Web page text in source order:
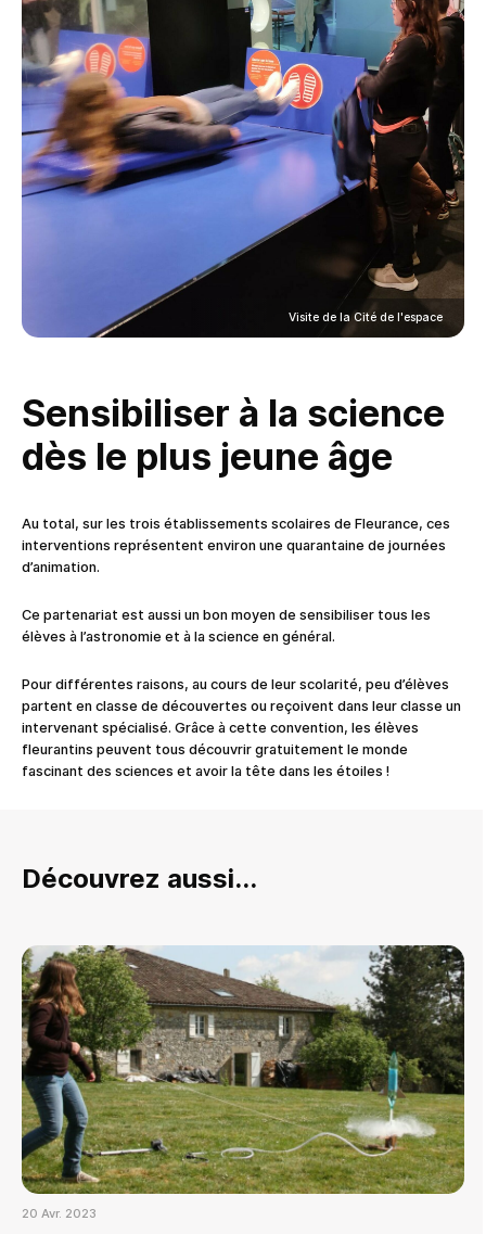
Visite de la Cité de l'espace
Sensibiliser à la science
dès le plus jeune âge
Au total, sur les trois établissements scolaires de Fleurance, ces
interventions représentent environ une quarantaine de journées
d’animation.
Ce partenariat est aussi un bon moyen de sensibiliser tous les
élèves à l’astronomie et à la science en général.
Pour différentes raisons, au cours de leur scolarité, peu d’élèves
partent en classe de découvertes ou reçoivent dans leur classe un
intervenant spécialisé. Grâce à cette convention, les élèves
fleurantins peuvent tous découvrir gratuitement le monde
fascinant des sciences et avoir la tête dans les étoiles !
Découvrez aussi...
20 Avr. 2023